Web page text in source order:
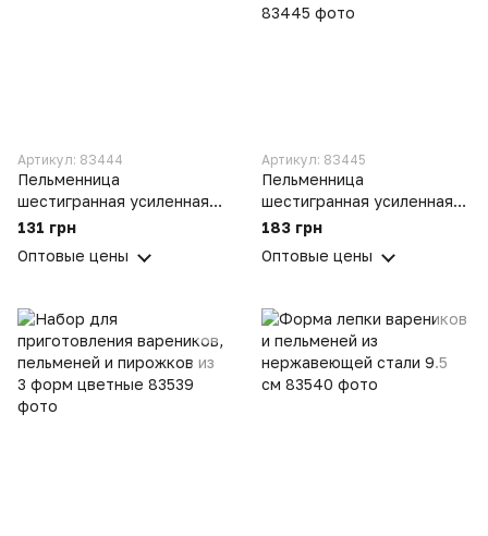
Артикул: 83444
Пельменница
шестигранная усиленная
на 37 пельменей
131 грн
Оптовые цены
Артикул: 83445
Пельменница
шестигранная усиленная
на 37 пельменей
183 грн
Оптовые цены